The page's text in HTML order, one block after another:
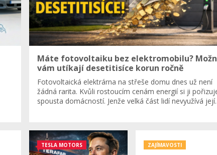
Máte fotovoltaiku bez elektromobilu?
vám utíkají desetitisíce korun ročně
Fotovoltaická elektrárna na střeše domu dnes už není
žádná rarita. Kvůli rostoucím cenám energií si ji
spousta domácností. Jenže velká část lidí nevyužívá
TESLA MOTORS ZAJÍMAVOSTI